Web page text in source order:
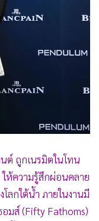
ต์ ถูกเนรมิตในโทน
ห้ความรู้สึกผ่อนคลาย
ลกใต้น้ำ ภายในงานมี
มส์ (Fifty Fathoms)